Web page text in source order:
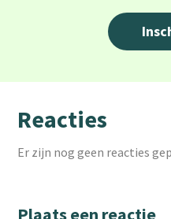
Reacties
Er zijn nog geen reacties
Plaats een reactie